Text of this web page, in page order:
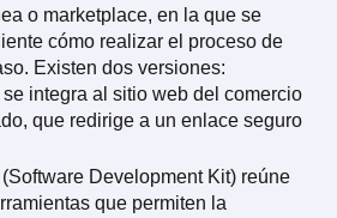
o marketplace, en la que se
cómo realizar el proceso de
Existen dos versiones:
integra al sitio web del comercio
que redirige a un enlace seguro
Development Kit) reúne
que permiten la